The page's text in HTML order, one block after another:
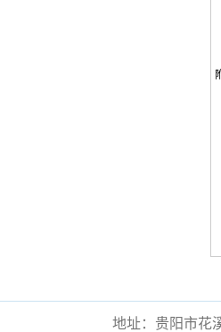
地址：贵阳市花